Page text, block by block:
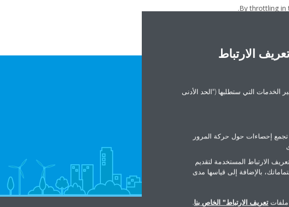
By throttling in
الارتباط
الخدمات التي ستطلبها ("الحد الأدنى
تجمع إحصاءات حول حركة المرور
الارتباط المستخدمة لتقديم
بالإضافة إلى قياسها مدى
ملفات تعريف الارتباط" الخاص بنا.